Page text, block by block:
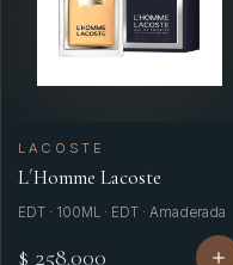
LACOSTE
L´Homme Lacoste
EDT · 100ML · EDT · Amaderada
$ 258.000